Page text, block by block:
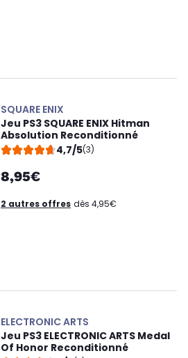
SQUARE ENIX
Jeu PS3 SQUARE ENIX Hitman
Absolution Reconditionné
4,7/5(3)
8,95€
2 autres offres dès 4,95€
ELECTRONIC ARTS
Jeu PS3 ELECTRONIC ARTS Medal
Of Honor Reconditionné